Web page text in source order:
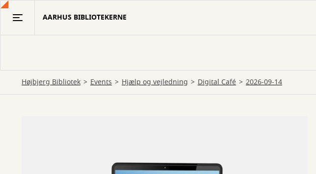
Gå
AARHUS BIBLIOTEKERNE
Højbjerg Bibliotek Events Hjælp og vejledning Digital Café 2026-09-14